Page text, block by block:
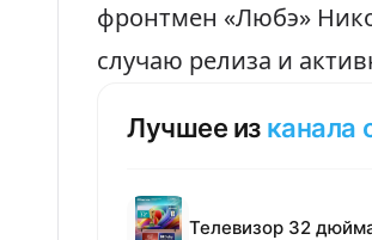
фронтмен «Любэ»
случаю релиза и
Лучшее из канала
Телевизор 32